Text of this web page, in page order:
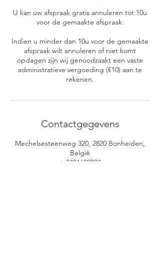
U kan uw afspraak gratis annuleren tot 10u
voor de gemaakte afspraak.
Indien u minder dan 10u voor de gemaakte
afspraak wilt annuleren of niet komt
opdagen zijn wij genoodzaakt een vaste
administratieve vergoeding (€10) aan te
rekenen.
Contactgegevens
Mechelsesteenweg 320, 2820 Bonheiden,
België
+ 0486600884